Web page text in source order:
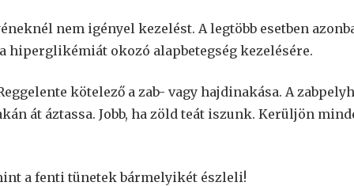
nem igényel kezelést. A legtöbb esetben
okozó alapbetegség kezelésére.
kötelező a zab- vagy hajdinakása. A
át áztassa. Jobb, ha zöld teát iszunk. Kerüljön
a fenti tünetek bármelyikét észleli!